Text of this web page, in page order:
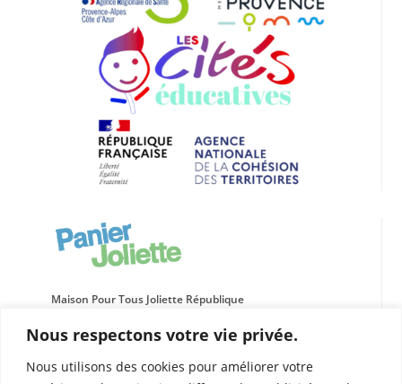
Nous respectons votre vie privée.
Nous utilisons des cookies pour améliorer votre
Maison Pour Tous Joliette République
13002 MARSEILLE
panier.joliette@leolagrange.org